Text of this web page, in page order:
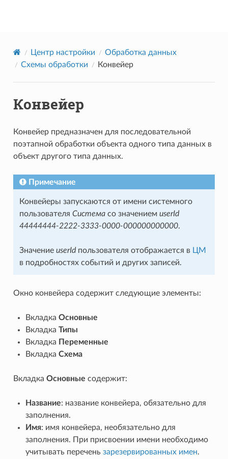
Центр настройки
Обработка данных
Схемы обработки
Конвейер
Конвейер
Конвейер предназначен для последовательной
поэтапной обработки объекта одного типа данных в
объект другого типа данных.
Примечание
Конвейеры запускаются от имени системного
пользователя Системасо значением userId
44444444-2222-3333-0000-000000000000.
Значение userIdпользователя отображается в ЦМ
в подробностях событий и других записей.
Окно конвейера содержит следующие элементы:
Вкладка Основные
Вкладка Типы
Вкладка Переменные
Вкладка Схема
Вкладка Основные содержит:
Название: название конвейера, обязательно для
заполнения.
Имя: имя конвейера, необязательно для
заполнения. При присвоении имени необходимо
учитывать перечень зарезервированных имен.